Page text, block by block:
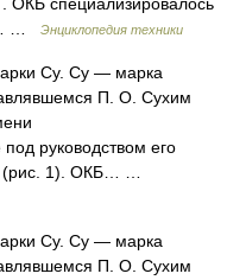
…
Энциклопедия техники
Су. Су — марка
П. О. Сухим
руководством его
(рис. 1). ОКБ… …
Су. Су — марка
П. О. Сухим